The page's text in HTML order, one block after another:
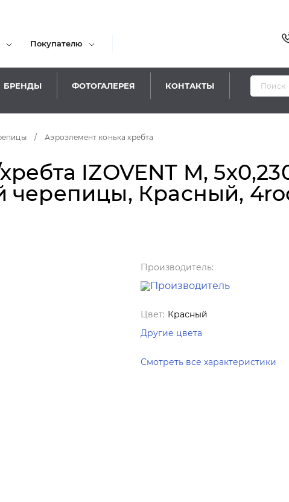
Покупателю
БРЕНДЫ ФОТОГАЛЕРЕЯ КОНТАКТЫ
/ Аэроэлемент конька хребта
IZOVENT M,
черепицы, Красный,
Производитель:
Цвет: Красный
Другие цвета
Смотреть все характеристики